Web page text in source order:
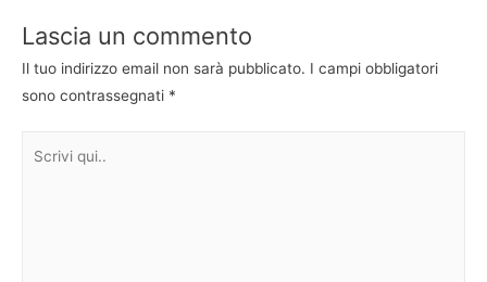
Lascia un commento
Il tuo indirizzo email non sarà pubblicato. I campi obbligatori
sono contrassegnati *